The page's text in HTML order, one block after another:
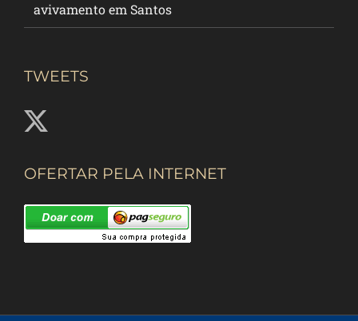
avivamento em Santos
TWEETS
OFERTAR PELA INTERNET